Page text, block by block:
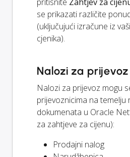
se prikazati različite
(uključujući izračune iz
cjenika).
Nalozi za prijevoz
Nalozi za prijevoz mogu
prijevoznicima na temelju
dokumenata u Oracle
za zahtjeve za cijenu):
Prodajni nalog